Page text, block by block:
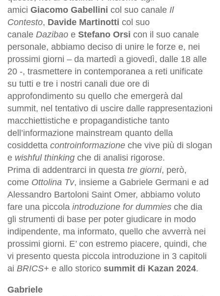
amici Giacomo Gabellini col suo canale Il
Contesto, Davide Martinotti col suo
canale Dazibao e Stefano Orsi con il suo canale
personale, abbiamo deciso di unire le forze e, nei
prossimi giorni – da martedì a giovedì, dalle 18 alle
20 -, trasmettere in contemporanea a reti unificate
su tutti e tre i nostri canali due ore di
approfondimento su quello che emergerà dal
summit, nel tentativo di uscire dalle rappresentazioni
macchiettistiche e propagandistiche tanto
dell’informazione mainstream quanto della
cosiddetta controinformazione che vive più di slogan
e wishful thinking che di analisi rigorose.
Prima di addentrarci in questa tre giorni, però,
come Ottolina Tv, insieme a Gabriele Germani e ad
Alessandro Bartoloni Saint Omer, abbiamo voluto
fare una piccola introduzione for dummies che dia
gli strumenti di base per poter giudicare in modo
indipendente, ma informato, quello che avverrà nei
prossimi giorni. E’ con estremo piacere, quindi, che
vi presento questa piccola introduzione in 3 capitoli
ai BRICS+ e allo storico summit di Kazan 2024.
Gabriele